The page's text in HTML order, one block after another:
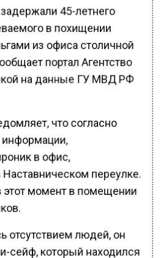
45-летнего
в похищении
из офиса столичной
портал Агентство
на данные ГУ МВД РФ
что согласно
в офис,
переулке.
этот момент в помещении
отсутствием людей, он
сейф, который находился